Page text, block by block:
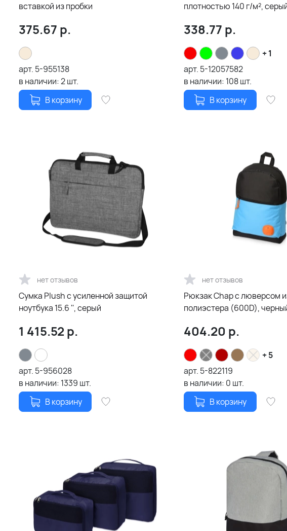
вставкой из пробки
375.67 р.
арт. 5-955138
в наличии:2шт.
В корзину
плотностью 140 г/м²,
338.77 р.
+ 1
арт. 5-12057582
в наличии: 108шт.
В корзину
нет отзывов
Сумка Plush c усиленной защитой
ноутбука 15.6 '', серый
1 415.52 р.
арт. 5-956028
в наличии: 1339 шт.
В корзину
нет отзывов
Рюкзак Chap с люверсом
полиэстера (600D),
404.20 р.
+ 5
арт. 5-822119
в наличии: 0 шт.
В корзину